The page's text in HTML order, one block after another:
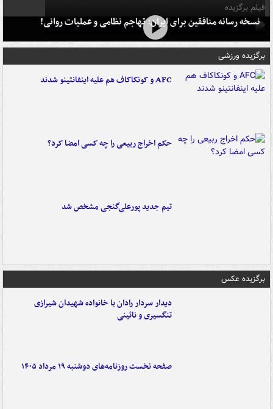
فیلم برگزیده
نسخه رسانه منافقین برای ایران: تهاجم نظامی و عملیات روانی!
برگزیده ورزشی
AFC و کونکاکاف هم علیه اینفانتینو شدند
حکم اخراج ربیعی را چه کسی امضا کرد؟
تیم جدید پورعلی‌گنجی مشخص شد
برگزیده عکس
دیدار سردار رادان با خانواده‌ شهیدان شیرازی
تنگسیری و نائینی
صفحه نخست روزنامه‌های دوشنبه ۱۹ مرداد ۱۴۰۵